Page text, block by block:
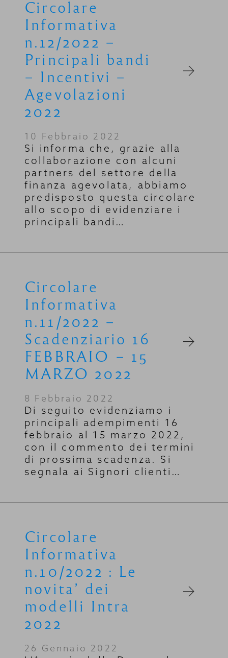
Circolare
Informativa
n.12/2022 –
Principali bandi
– Incentivi –
Agevolazioni
2022
10 Febbraio 2022
Si informa che, grazie alla
collaborazione con alcuni
partners del settore della
finanza agevolata, abbiamo
predisposto questa circolare
allo scopo di evidenziare i
principali bandi…
Circolare
Informativa
n.11/2022 –
Scadenziario 16
FEBBRAIO – 15
MARZO 2022
8 Febbraio 2022
Di seguito evidenziamo i
principali adempimenti 16
febbraio al 15 marzo 2022,
con il commento dei termini
di prossima scadenza. Si
segnala ai Signori clienti…
Circolare
Informativa
n.10/2022 : Le
novita’ dei
modelli Intra
2022
26 Gennaio 2022